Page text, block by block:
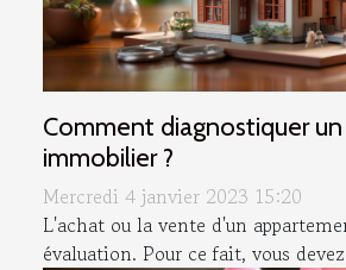
Comment diagnostiquer
immobilier ?
Mercredi 4 janvier 2023 15:20
L'achat ou la vente d'un
évaluation. Pour ce fait, vous